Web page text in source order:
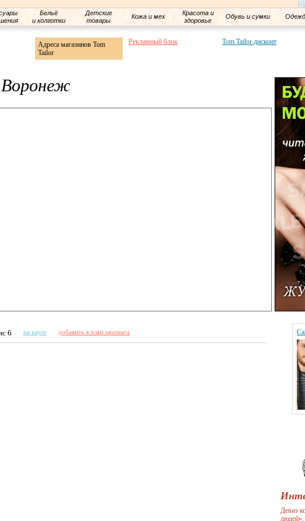
Бельё
и колготки
Детские
товары
Кожа и мех
Красота и
здоровье
Обувь и сумки
Адреса магазинов Tom
Tailor
Рекламный блок Tom Tailor дисконт
6 на карте добавить в план шопинга
Девиз
людей».